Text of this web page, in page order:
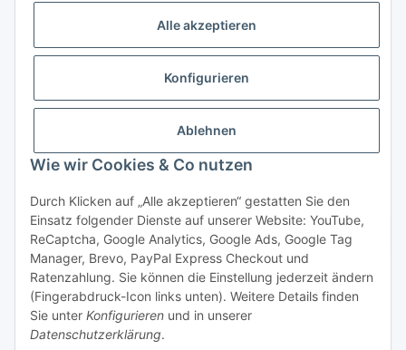
Alle akzeptieren
Konfigurieren
Ablehnen
Wie wir Cookies & Co nutzen
Durch Klicken auf „Alle akzeptieren“ gestatten Sie den
Einsatz folgender Dienste auf unserer Website: YouTube,
ReCaptcha, Google Analytics, Google Ads, Google Tag
Manager, Brevo, PayPal Express Checkout und
Ratenzahlung. Sie können die Einstellung jederzeit ändern
(Fingerabdruck-Icon links unten). Weitere Details finden
Sie unter Konfigurieren und in unserer
Datenschutzerklärung.
Rechtliches
Vertrag widerrufen
* Alle Preise inkl. gesetzlicher USt., zzgl.